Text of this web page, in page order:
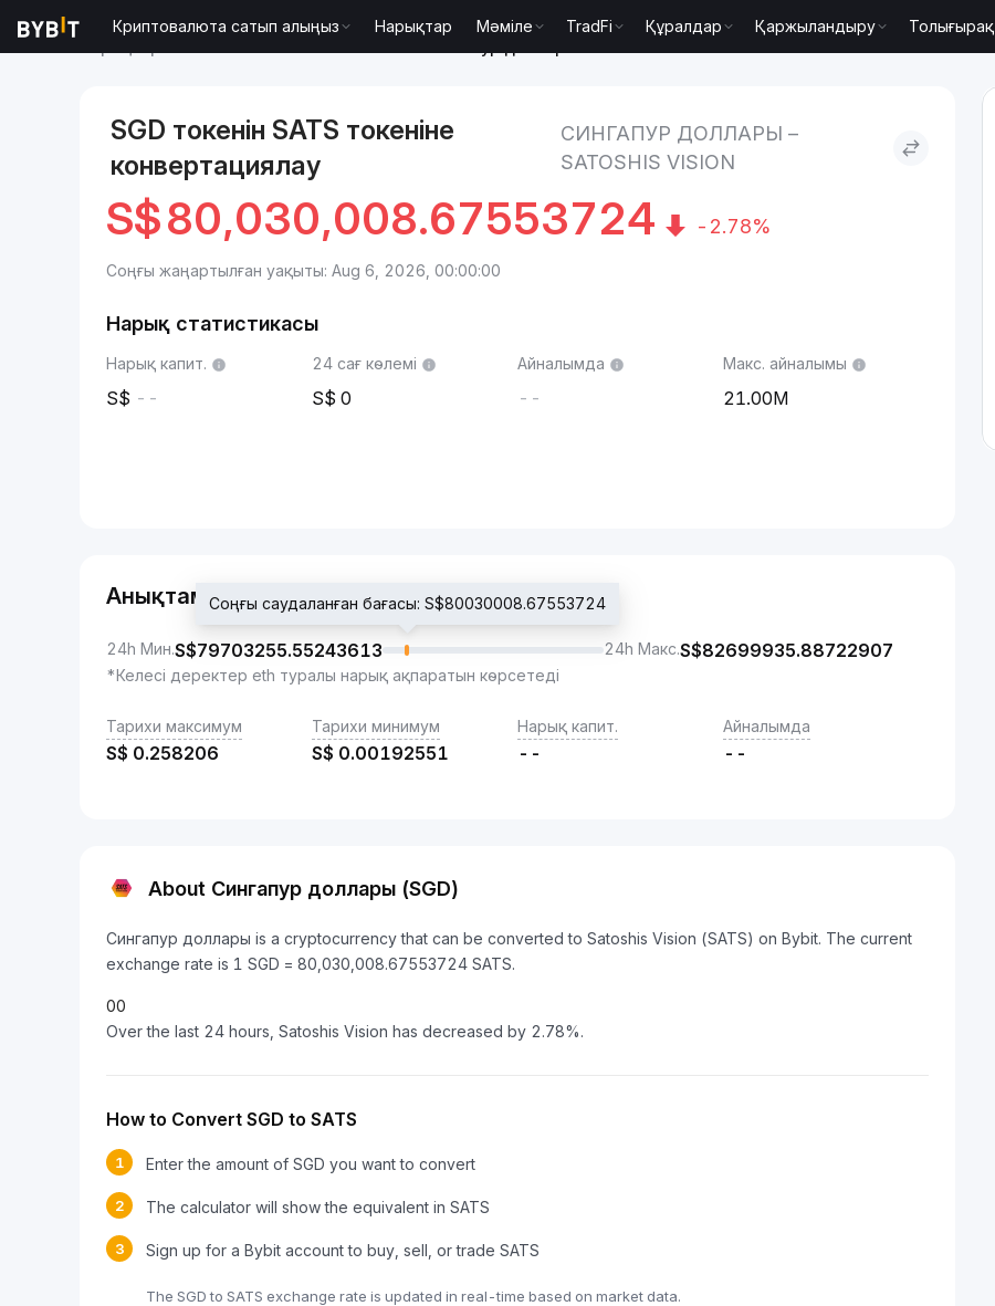
Криптовалюта сатып алыңыз Нарықтар Мәміле TradFi Құралдар Қаржыландыру Толығырақ
SGD токенін SATS токеніне
конвертациялау
СИНГАПУР ДОЛЛАРЫ –
SATOSHIS VISION
S$80,030,008.67553724 -2.78%
Соңғы жаңартылған уақыты: Aug 6, 2026, 00:00:00
Нарық статистикасы
Нарық капит.
--
24 сағ көлемі
0
Айналымда
--
Макс. айналымы
21.00M
Анықтама
24h Мин.S$79703255.55243613
Соңғы саудаланған бағасы: S$80030008.67553724
24h Макс.S$82699935.88722907
*Келесі деректер eth туралы нарық ақпаратын көрсетеді
Тарихи максимум
S$ 0.258206
Тарихи минимум
S$ 0.00192551
Нарық капит.
--
Айналымда
--
About Сингапур доллары (SGD)
Сингапур доллары is a cryptocurrency that can be converted to Satoshis Vision (SATS) on Bybit. The current
exchange rate is 1 SGD = 80,030,008.67553724 SATS.
00
Over the last 24 hours, Satoshis Vision has decreased by 2.78%.
How to Convert SGD to SATS
1 Enter the amount of SGD you want to convert
2 The calculator will show the equivalent in SATS
3 Sign up for a Bybit account to buy, sell, or trade SATS
The SGD to SATS exchange rate is updated in real-time based on market data.